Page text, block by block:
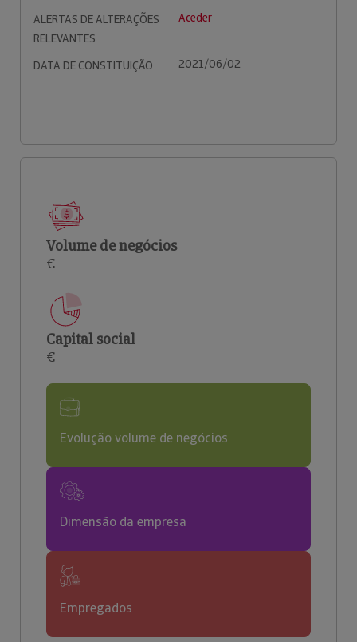
ALERTAS DE ALTERAÇÕES
RELEVANTES
Aceder
DATA DE CONSTITUIÇÃO 2021/06/02
Volume de negócios
€
Capital social
€
Evolução volume de negócios
Dimensão da empresa
Empregados